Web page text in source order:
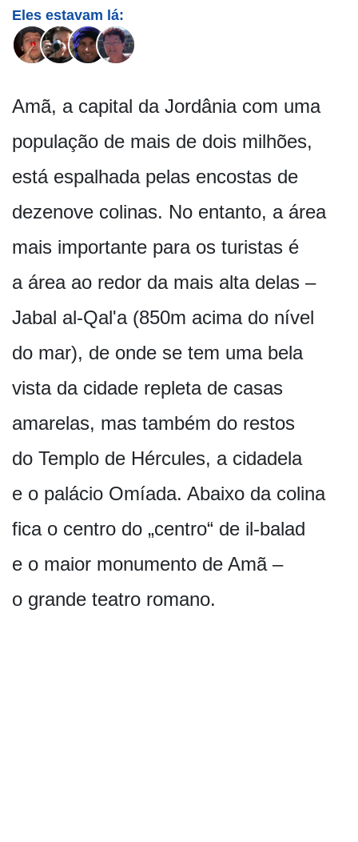
Eles estavam lá:
Amã, a capital da Jordânia com uma
população de mais de dois milhões,
está espalhada pelas encostas de
dezenove colinas. No entanto, a área
mais importante para os turistas é
a área ao redor da mais alta delas –
Jabal al-Qal'a (850m acima do nível
do mar), de onde se tem uma bela
vista da cidade repleta de casas
amarelas, mas também do restos
do Templo de Hércules, a cidadela
e o palácio Omíada. Abaixo da colina
fica o centro do „centro“ de il-balad
e o maior monumento de Amã –
o grande teatro romano.